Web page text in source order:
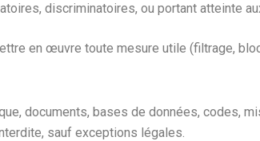
discriminatoires, ou portant atteinte
en œuvre toute mesure utile (filtrage,
documents, bases de données, codes,
sauf exceptions légales.